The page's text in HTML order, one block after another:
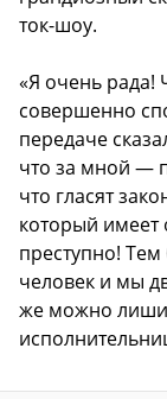
ток-шоу.
«Я очень рада!
совершенно
передаче
что за мной —
что гласят
который имеет
преступно!
человек и мы
же можно